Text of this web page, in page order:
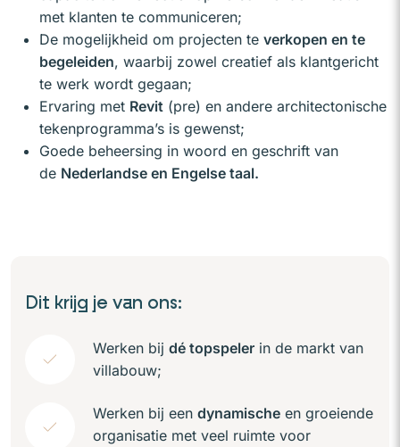
met klanten te communiceren;
De mogelijkheid om projecten te verkopen en te
begeleiden, waarbij zowel creatief als klantgericht
te werk wordt gegaan;
Ervaring met Revit (pre) en andere architectonische
tekenprogramma’s is gewenst;
Goede beheersing in woord en geschrift van
de Nederlandse en Engelse taal.
Dit krijg je van ons:
Werken bij dé topspeler in de markt van
villabouw;
Werken bij een dynamische en groeiende
organisatie met veel ruimte voor